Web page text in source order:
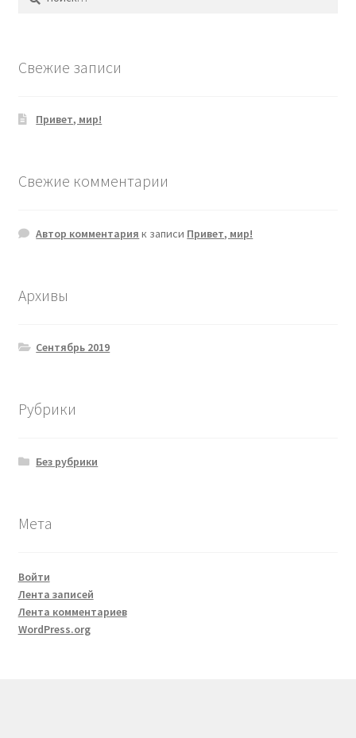
Свежие записи
Привет, мир!
Свежие комментарии
Автор комментария к записи Привет, мир!
Архивы
Сентябрь 2019
Рубрики
Без рубрики
Мета
Войти
Лента записей
Лента комментариев
WordPress.org